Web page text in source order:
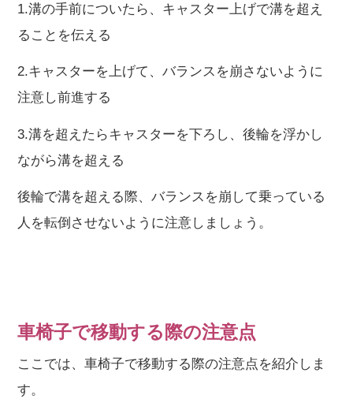
1.溝の手前についたら、キャスター上げで溝を超え
ることを伝える
2.キャスターを上げて、バランスを崩さないように
注意し前進する
3.溝を超えたらキャスターを下ろし、後輪を浮かし
ながら溝を超える
後輪で溝を超える際、バランスを崩して乗っている
人を転倒させないように注意しましょう。
車椅子で移動する際の注意点
ここでは、車椅子で移動する際の注意点を紹介しま
す。